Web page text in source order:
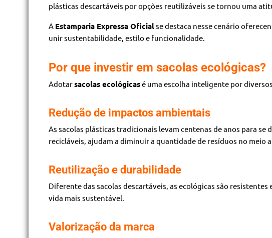
plásticas descartáveis por opções reutilizáveis se tornou uma
A Estamparia Expressa Oficialse destaca nesse cenário
unir sustentabilidade, estilo e funcionalidade.
Por que investir em sacolas ecológicas?
Adotarsacolas ecológicasé uma escolha inteligente por
Redução de impactos ambientais
As sacolas plásticas tradicionais levam centenas de anos para
recicláveis, ajudam a diminuir a quantidade de resíduos no meio
Reutilização e durabilidade
Diferente das sacolas descartáveis, as ecológicas são
vida mais sustentável.
Valorização da marca